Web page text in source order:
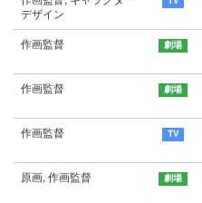
デザイン
作画監督
作画監督
作画監督
原画, 作画監督